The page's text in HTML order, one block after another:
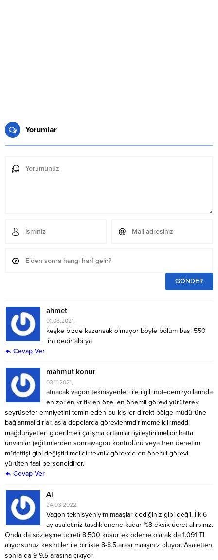
Yorumlar
ahmet
01.08.2021,
keşke bizde kazansak olmuyor böyle bölüm başı 550
lira dedir abi ya
Cevap Ver
mahmut konur
03.11.2021,
atnacak vagon teknisyenleri ile ilgili not=demiryollarında
en zor.en kritik en özel en önemli görevi yürüterek
seyrüsefer emniyetini temin eden bu kişiler direkt bölge müdürüne
bağlanmalıdırlar. asla depolarda görevlenmdirimemelidir.maddi
mağduriyetleri giderilmeli çalışma ortamları iyileştirilmelidir.hatta
ünvanlar (eğitimlerden sonra)vagon kontrolürü veya tren denetim
müfettişi gibi.değiştirilmelidir.teknik görevde en önemli görevi
yürüten faal personeldirer.
Cevap Ver
Ali
24.03.2022,
Vagon teknisyeniyim maaşlar dediğiniz gibi değil. İlk 6
ay asaletiniz tasdiklenene kadar %8 eksik ücret alırsınız.
Onda da sözleşme ücreti 8.500 küsür ek ödeme olarak da 1.091 TL
alıyorsunuz kesintiler ile birlikte 8-8.5 arası maaşınız oluyor. Asaletten
sonra da 9-9.5 arasına çıkıyor.